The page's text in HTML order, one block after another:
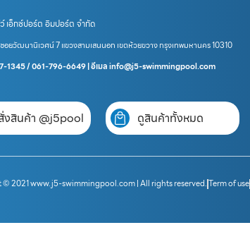
เอ็กซ์ปอร์ต อิมปอร์ต จำกัด
ซอยวัฒนานิเวศน์ 7 แขวงสามเสนนอก เขตห้วยขวาง กรุงเทพมหานคร 10310
1345 / 061-796-6649 | อีเมล info@j5-swimmingpool.com
งสินค้า @j5pool ดูสินค้าทั้งหมด
2021 www.j5-swimmingpool.com | All rights reserved.Term of use